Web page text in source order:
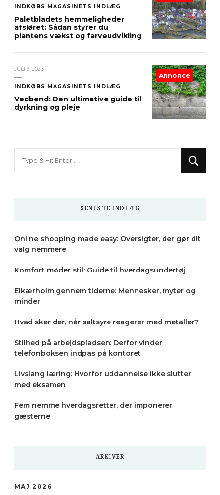
INDKØBS MAGASINETS INDLÆG
Paletbladets hemmeligheder
afsløret: Sådan styrer du
plantens vækst og farveudvikling
JULI 9, 2023
INDKØBS MAGASINETS INDLÆG
Vedbend: Den ultimative guide til
dyrkning og pleje
Annonce
SENESTE INDLÆG
Online shopping made easy: Oversigter, der gør dit
valg nemmere
Komfort møder stil: Guide til hverdagsundertøj
Elkærholm gennem tiderne: Mennesker, myter og
minder
Hvad sker der, når saltsyre reagerer med metaller?
Stilhed på arbejdspladsen: Derfor vinder
telefonboksen indpas på kontoret
Livslang læring: Hvorfor uddannelse ikke slutter
med eksamen
Fem nemme hverdagsretter, der imponerer
gæsterne
ARKIVER
MAJ 2026